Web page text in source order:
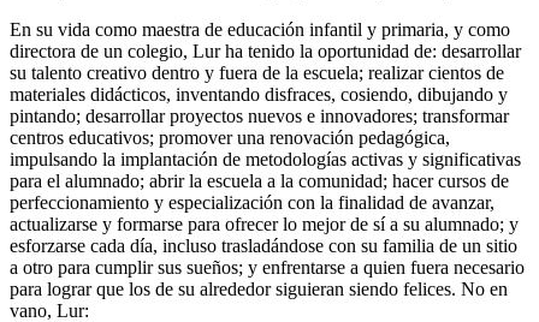
En su vida como maestra de educación infantil y primaria, y como
directora de un colegio, Lur ha tenido la oportunidad de: desarrollar
su talento creativo dentro y fuera de la escuela; realizar cientos de
materiales didácticos, inventando disfraces, cosiendo, dibujando y
pintando; desarrollar proyectos nuevos e innovadores; transformar
centros educativos; promover una renovación pedagógica,
impulsando la implantación de metodologías activas y significativas
para el alumnado; abrir la escuela a la comunidad; hacer cursos de
perfeccionamiento y especialización con la finalidad de avanzar,
actualizarse y formarse para ofrecer lo mejor de sí a su alumnado; y
esforzarse cada día, incluso trasladándose con su familia de un sitio
a otro para cumplir sus sueños; y enfrentarse a quien fuera necesario
para lograr que los de su alrededor siguieran siendo felices. No en
vano, Lur: